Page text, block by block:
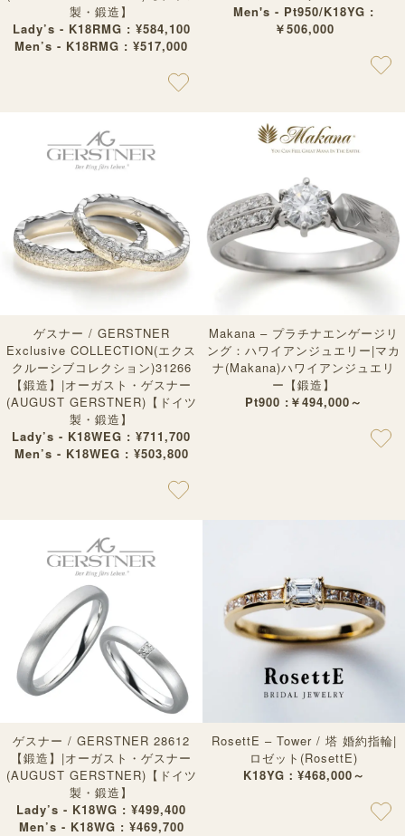
製・鍛造】
Lady’s - K18RMG : ¥584,100
Men’s - K18RMG : ¥517,000
Men's - Pt950/K18YG :
￥506,000
ゲスナー / GERSTNER
Exclusive COLLECTION(エクス
クルーシブコレクション)31266
【鍛造】|オーガスト・ゲスナー
(AUGUST GERSTNER)【ドイツ
製・鍛造】
Lady’s - K18WEG : ¥711,700
Men’s - K18WEG : ¥503,800
Makana – プラチナエンゲージリ
ング：ハワイアンジュエリー|マカ
ナ(Makana)ハワイアンジュエリ
ー【鍛造】
Pt900 :￥494,000～
ゲスナー / GERSTNER 28612
【鍛造】|オーガスト・ゲスナー
(AUGUST GERSTNER)【ドイツ
製・鍛造】
Lady’s - K18WG : ¥499,400
Men’s - K18WG : ¥469,700
RosettE – Tower / 塔 婚約指輪|
ロゼット(RosettE)
K18YG：¥468,000～